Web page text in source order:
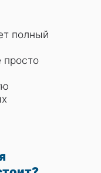
полный
просто